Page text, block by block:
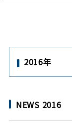
2016年
NEWS 2016